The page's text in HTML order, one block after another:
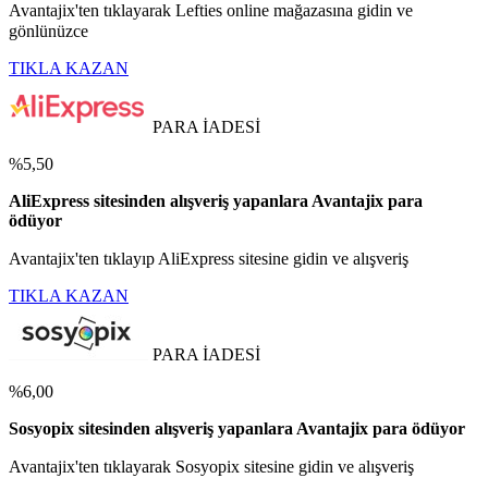
Avantajix'ten tıklayarak Lefties online mağazasına gidin ve
gönlünüzce
TIKLA KAZAN
PARA İADESİ
%5,50
AliExpress sitesinden alışveriş yapanlara Avantajix para
ödüyor
Avantajix'ten tıklayıp AliExpress sitesine gidin ve alışveriş
TIKLA KAZAN
PARA İADESİ
%6,00
Sosyopix sitesinden alışveriş yapanlara Avantajix para ödüyor
Avantajix'ten tıklayarak Sosyopix sitesine gidin ve alışveriş